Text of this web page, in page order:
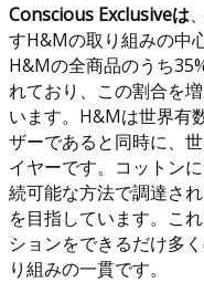
Conscious Exclusiveは
すH&Mの取り組みの中
H&Mの全商品のうち
れており、この割合を
います。H&Mは世界有
ザーであると同時に、
イヤーです。コットン
続可能な方法で調達さ
を目指しています。こ
ションをできるだけ多
り組みの一貫です。